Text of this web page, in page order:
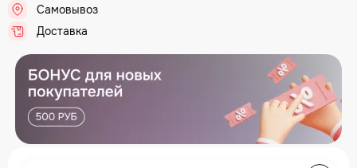
Самовывоз
Доставка